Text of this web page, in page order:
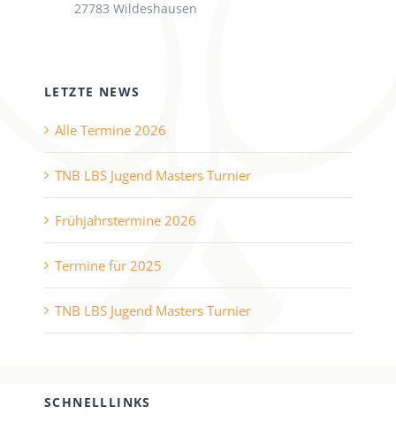
27783 Wildeshausen
LETZTE NEWS
Alle Termine 2026
TNB LBS Jugend Masters Turnier
Frühjahrstermine 2026
Termine für 2025
TNB LBS Jugend Masters Turnier
SCHNELLLINKS